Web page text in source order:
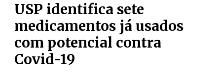
USP identifica sete
medicamentos já usados
com potencial contra
Covid-19